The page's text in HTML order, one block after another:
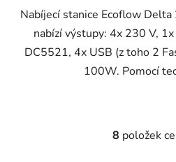
Nabíjecí stanice Ecoflow
nabízí výstupy: 4x 230 V,
DC5521, 4x USB (z toho 2
100W. Pomocí
O
8 položek